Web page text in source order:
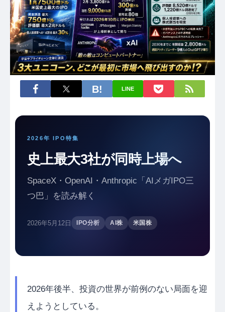
LINE
2026年 IPO特集
史上最大3社が同時上場へ
SpaceX・OpenAI・Anthropic「AIメガIPO三
つ巴」を読み解く
2026年5月12日 IPO分析 AI株 米国株
2026年後半、投資の世界が前例のない局面を迎
えようとしている。